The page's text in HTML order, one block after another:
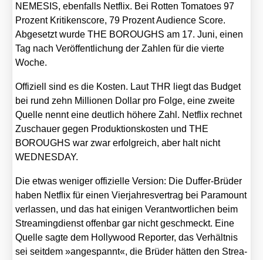
NEMESIS, eben­falls Net­flix. Bei Rot­ten Toma­toes 97
Pro­zent Kri­ti­kens­core, 79 Pro­zent Audi­ence Score.
Abge­setzt wur­de THE BOROUGHS am 17. Juni, einen
Tag nach Ver­öf­fent­li­chung der Zah­len für die vier­te
Woche.
Offi­zi­ell sind es die Kos­ten. Laut THR liegt das Bud­get
bei rund zehn Mil­lio­nen Dol­lar pro Fol­ge, eine zwei­te
Quel­le nennt eine deut­lich höhe­re Zahl. Net­flix rech­net
Zuschau­er gegen Pro­duk­ti­ons­kos­ten und THE
BOROUGHS war zwar erfolg­reich, aber halt nicht
WEDNESDAY.
Die etwas weni­ger offi­zi­el­le Ver­si­on: Die Duf­fer-Brü­der
haben Net­flix für einen Vier­jah­res­ver­trag bei Para­mount
ver­las­sen, und das hat eini­gen Ver­ant­wort­li­chen beim
Strea­ming­dienst offen­bar gar nicht geschmeckt. Eine
Quel­le sag­te dem Hol­ly­wood Repor­ter, das Ver­hält­nis
sei seit­dem »ange­spannt«, die Brü­der hät­ten den Strea­